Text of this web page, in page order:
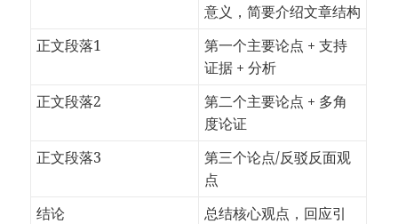
意义，简要介绍文章结构
正文段落1
第一个主要论点 + 支持
证据 + 分析
正文段落2
第二个主要论点 + 多角
度论证
正文段落3
第三个论点/反驳反面观
点
结论
总结核心观点，回应引